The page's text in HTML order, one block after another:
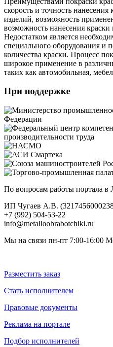
скорость и точность нанесения
изделий, возможность
возможность нанесения
Недостатком является
специального оборудования и
количества краски. Процесс
широкое применение в
таких как автомобильная,
При поддержке
По вопросам работы портала в
ИП Чугаев А.В.
+7 (992) 504-53-22
info@metalloobrabotchiki.ru
Мы на связи пн-пт 7:00-16:00
Разместить заказ
Стать исполнителем
Правовые документы
Реклама на портале
Подбор исполнителей